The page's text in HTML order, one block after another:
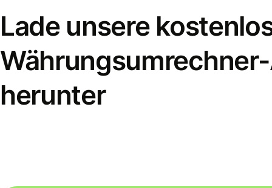
Lade unsere
herunter